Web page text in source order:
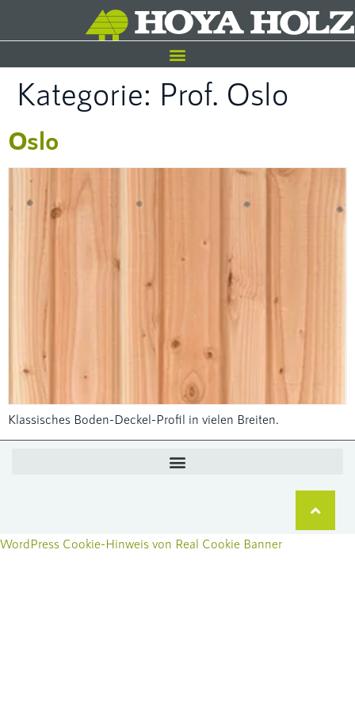
Kategorie: Prof. Oslo
Oslo
Klassisches Boden-Deckel-Profil in vielen Breiten.
WordPress Cookie-Hinweis von Real Cookie Banner